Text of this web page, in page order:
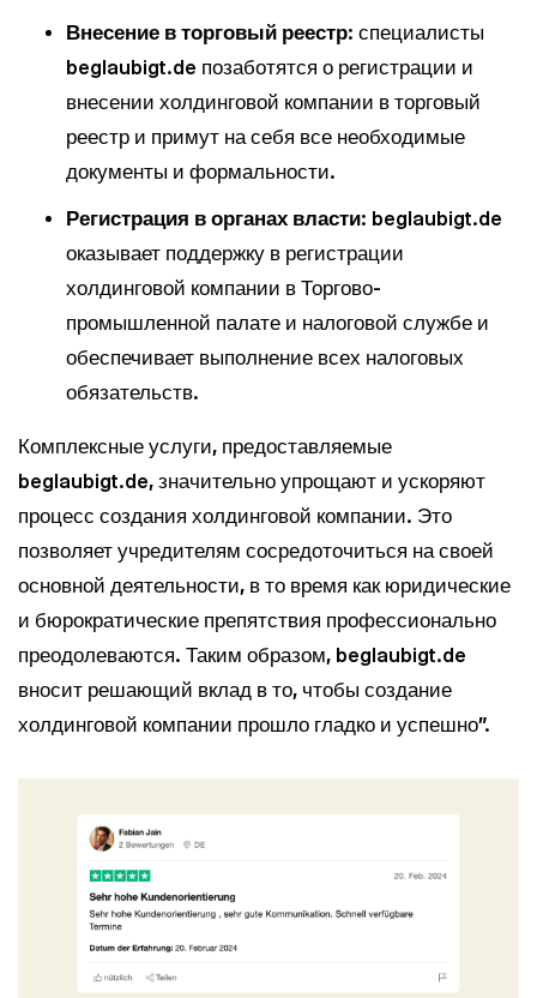
Внесение в торговый реестр: специалисты
beglaubigt.de позаботятся о регистрации и
внесении холдинговой компании в торговый
реестр и примут на себя все необходимые
документы и формальности.
Регистрация в органах власти: beglaubigt.de
оказывает поддержку в регистрации
холдинговой компании в Торгово-
промышленной палате и налоговой службе и
обеспечивает выполнение всех налоговых
обязательств.
Комплексные услуги, предоставляемые
beglaubigt.de, значительно упрощают и ускоряют
процесс создания холдинговой компании. Это
позволяет учредителям сосредоточиться на своей
основной деятельности, в то время как юридические
и бюрократические препятствия профессионально
преодолеваются. Таким образом, beglaubigt.de
вносит решающий вклад в то, чтобы создание
холдинговой компании прошло гладко и успешно".